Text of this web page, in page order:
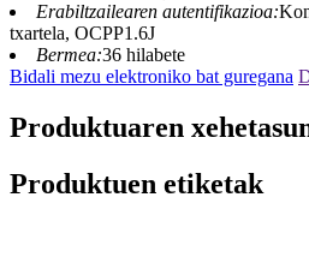
Erabiltzailearen autentifikazioa:
txartela, OCPP1.6J
Bermea:36 hilabete
Bidali mezu elektroniko bat guregana
Produktuaren
Produktuen etiketak